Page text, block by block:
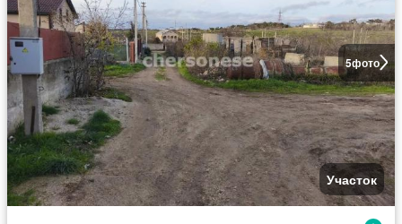
5фото
Участок